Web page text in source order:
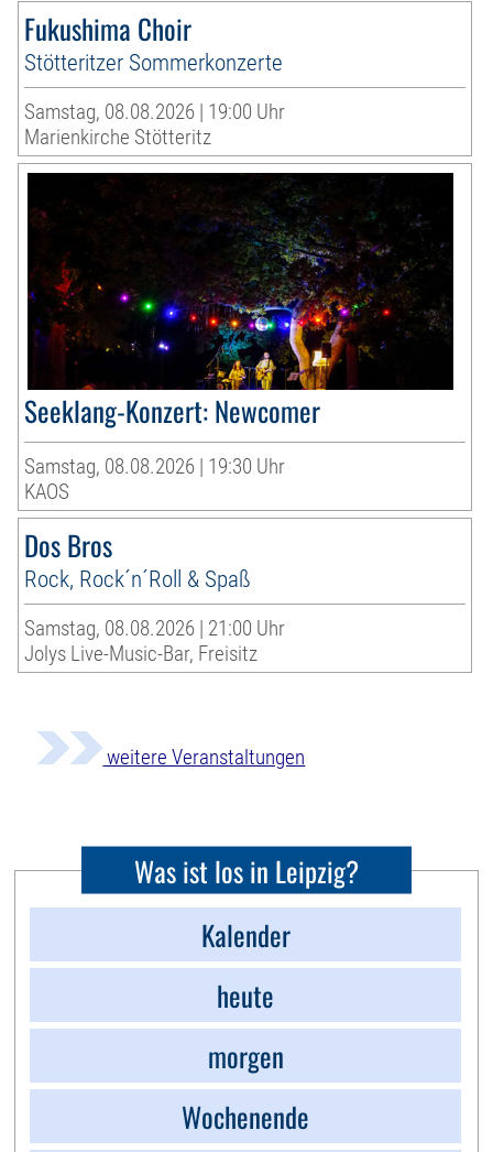
Fukushima Choir
Stötteritzer Sommerkonzerte
Samstag, 08.08.2026 | 19:00 Uhr
Marienkirche Stötteritz
Seeklang-Konzert: Newcomer
Samstag, 08.08.2026 | 19:30 Uhr
KAOS
Dos Bros
Rock, Rock´n´Roll & Spaß
Samstag, 08.08.2026 | 21:00 Uhr
Jolys Live-Music-Bar, Freisitz
weitere Veranstaltungen
Was ist los in Leipzig?
Kalender
heute
morgen
Wochenende